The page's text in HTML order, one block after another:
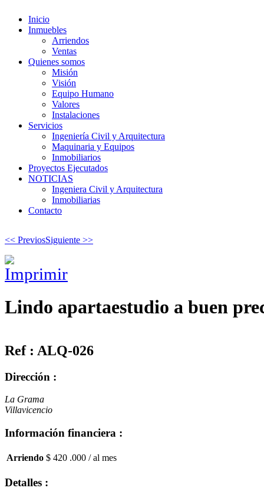
Inicio
Inmuebles
Arriendos
Ventas
Quienes somos
Misión
Visión
Equipo Humano
Valores
Instalaciones
Servicios
Ingeniería Civil y Arquitectura
Maquinaria y Equipos
Inmobiliarios
Proyectos Ejecutados
NOTICIAS
Ingeniera Civil y Arquitectura
Inmobiliarias
Contacto
<< PreviosSiguiente >>
Lindo apartaestudio a buen
Ref : ALQ-026
Dirección :
La Grama
Villavicencio
Información financiera :
Arriendo $ 420 .000 / al mes
Detalles :